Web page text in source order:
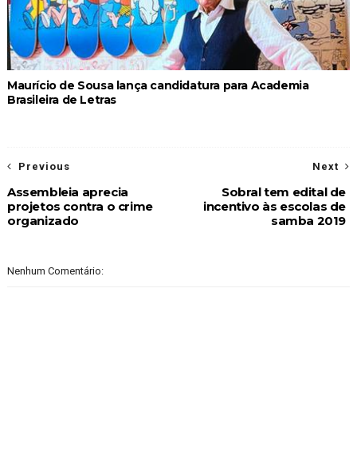
Maurício de Sousa lança candidatura para Academia
Brasileira de Letras
Next
Sobral tem edital de
incentivo às escolas de
samba 2019
Previous
Assembleia aprecia
projetos contra o crime
organizado
Nenhum Comentário: